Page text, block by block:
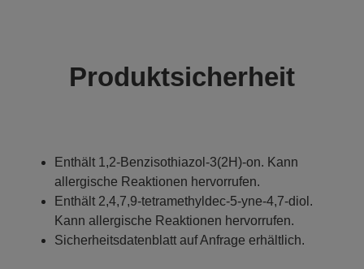
Produktsicherheit
Enthält 1,2-Benzisothiazol-3(2H)-on. Kann
allergische Reaktionen hervorrufen.
Enthält 2,4,7,9-tetramethyldec-5-yne-4,7-diol.
Kann allergische Reaktionen hervorrufen.
Sicherheitsdatenblatt auf Anfrage erhältlich.